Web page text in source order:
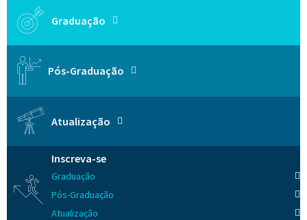
Graduação
Pós-Graduação
Atualização
Inscreva-se
Graduação
Pós-Graduação
Atualização